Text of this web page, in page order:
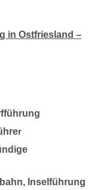
in Ostfriesland –
r
Inselführung